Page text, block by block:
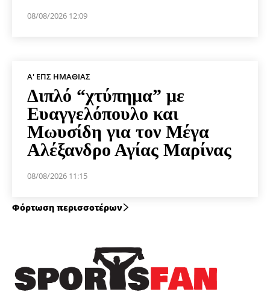
08/08/2026 12:09
Α' ΕΠΣ ΗΜΑΘΊΑΣ
Διπλό “χτύπημα” με
Ευαγγελόπουλο και
Μωυσίδη για τον Μέγα
Αλέξανδρο Αγίας Μαρίνας
08/08/2026 11:15
Φόρτωση περισσοτέρων